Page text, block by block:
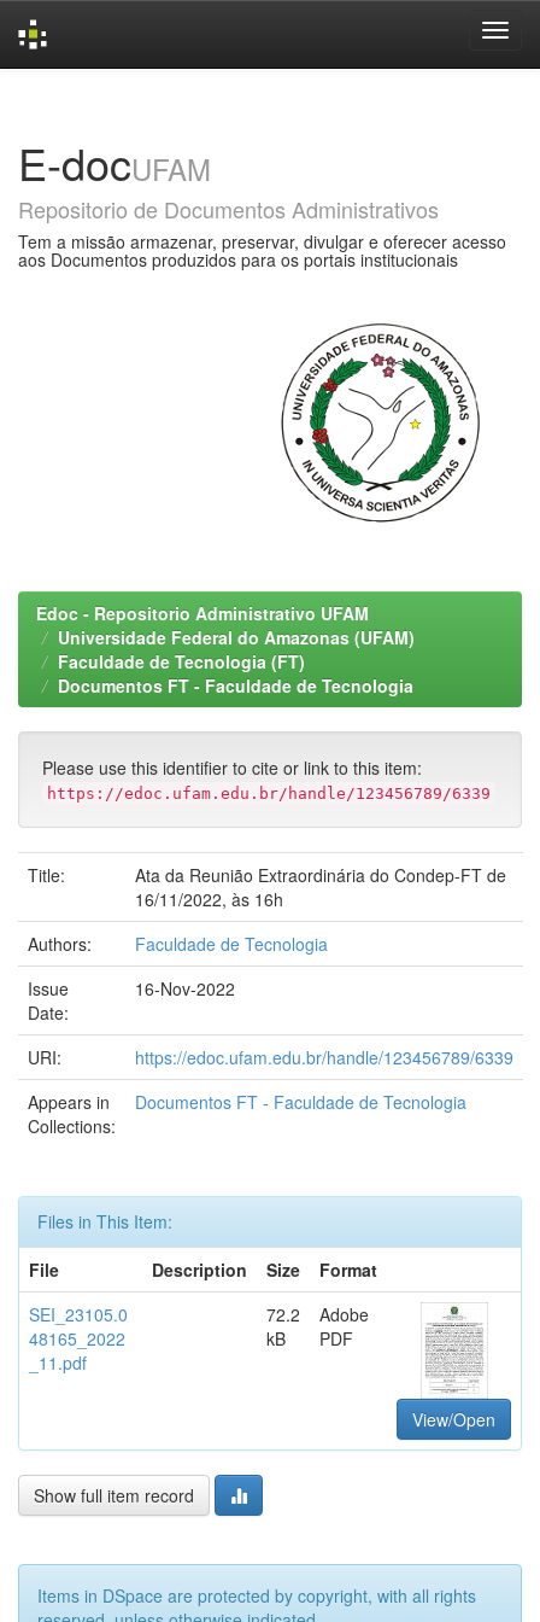
E-docUFAM
Repositorio de Documentos Administrativos
Tem a missão armazenar, preservar, divulgar e oferecer acesso
aos Documentos produzidos para os portais institucionais
Edoc - Repositorio Administrativo UFAM
Universidade Federal do Amazonas (UFAM)
Faculdade de Tecnologia (FT)
Documentos FT - Faculdade de Tecnologia
Please use this identifier to cite or link to this item:
https://edoc.ufam.edu.br/handle/123456789/6339
Title:
Ata da Reunião Extraordinária do Condep-FT de
16/11/2022, às 16h
Authors:
Faculdade de Tecnologia
Issue
Date:
16-Nov-2022
URI:
https://edoc.ufam.edu.br/handle/123456789/6339
Appears in
Collections:
Documentos FT - Faculdade de Tecnologia
Files in This Item:
File
Description Size
Format
SEI_23105.0
48165_2022
_11.pdf
72.2
kB
Adobe
PDF
View/Open
Show full item record
Items in DSpace are protected by copyright, with all rights